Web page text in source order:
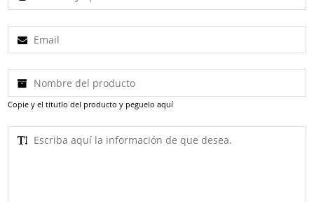
Copie y el titutlo del producto y peguelo aquí